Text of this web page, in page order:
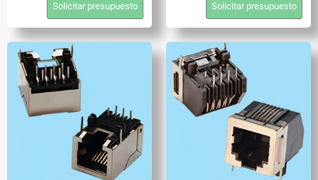
Solicitar presupuesto Solicitar presupuesto